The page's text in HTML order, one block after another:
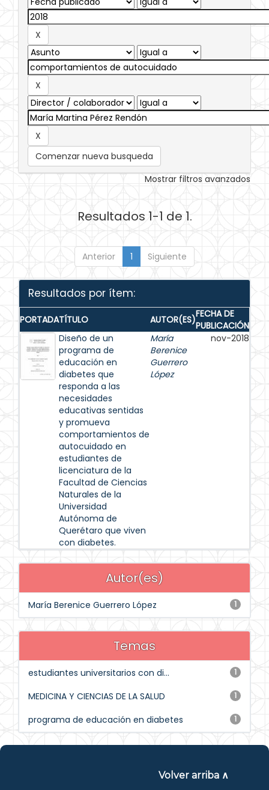
Comenzar nueva busqueda
Mostrar filtros avanzados
Resultados 1-1 de 1.
Anterior 1 Siguiente
Resultados por ítem:
PORTADATÍTULO AUTOR(ES)FECHA DE
PUBLICACIÓN
Diseño de un
programa de
educación en
diabetes que
responda a las
necesidades
educativas sentidas
y promueva
comportamientos de
autocuidado en
estudiantes de
licenciatura de la
Facultad de Ciencias
Naturales de la
Universidad
Autónoma de
Querétaro que viven
con diabetes.
María
Berenice
Guerrero
López
nov-2018
Autor(es)
1
María Berenice Guerrero López
Temas
1
estudiantes universitarios con di...
1
MEDICINA Y CIENCIAS DE LA SALUD
1
programa de educación en diabetes
Volver arriba ∧